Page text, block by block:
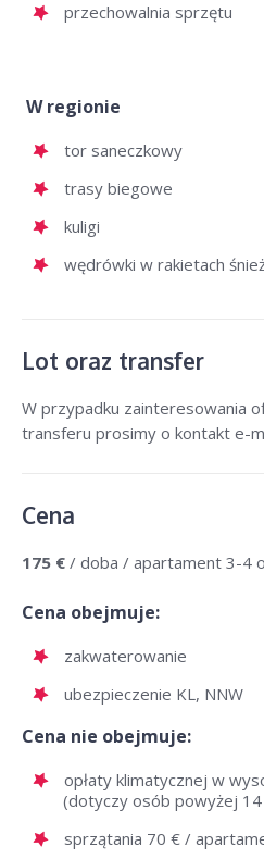
przechowalnia sprzętu
W regionie
tor saneczkowy
trasy biegowe
kuligi
wędrówki w rakietach
Lot oraz transfer
W przypadku zainteresowania
transferu prosimy o kontakt e-
Cena
175 € / doba / apartament 3-4
Cena obejmuje:
zakwaterowanie
ubezpieczenie KL, NNW
Cena nie obejmuje:
opłaty klimatycznej w
(dotyczy osób powyżej 14
sprzątania 70 € /